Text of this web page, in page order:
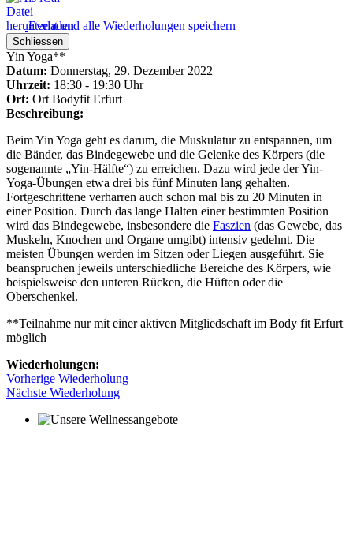
Event und alle Wiederholungen speichern
Schliessen
Yin Yoga**
Datum: Donnerstag, 29. Dezember 2022
Uhrzeit: 18:30 - 19:30 Uhr
Ort: Ort Bodyfit Erfurt
Beschreibung:
Beim Yin Yoga geht es darum, die Muskulatur zu entspannen, um
die Bänder, das Bindegewebe und die Gelenke des Körpers (die
sogenannte „Yin-Hälfte“) zu erreichen. Dazu wird jede der Yin-
Yoga-Übungen etwa drei bis fünf Minuten lang gehalten.
Fortgeschrittene verharren auch schon mal bis zu 20 Minuten in
einer Position. Durch das lange Halten einer bestimmten Position
wird das Bindegewebe, insbesondere die Faszien (das Gewebe, das
Muskeln, Knochen und Organe umgibt) intensiv gedehnt. Die
meisten Übungen werden im Sitzen oder Liegen ausgeführt. Sie
beanspruchen jeweils unterschiedliche Bereiche des Körpers, wie
beispielsweise den unteren Rücken, die Hüften oder die
Oberschenkel.
**Teilnahme nur mit einer aktiven Mitgliedschaft im Body fit Erfurt
möglich
Wiederholungen:
Vorherige Wiederholung
Nächste Wiederholung